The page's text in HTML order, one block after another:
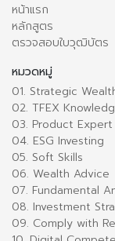
หน้าแรก
หลักสูตร
ตรวจสอบใบวุฒิบัตร
หมวดหมู่
01. Strategic
02. TFEX
03. Product Expert
04. ESG Investing
05. Soft Skills
06. Wealth Advice
07. Fundamental
08. Investment
09. Comply with